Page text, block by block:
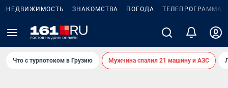
НЕДВИЖИМОСТЬ ЗНАКОМСТВА ПОГОДА ТЕЛЕПРОГРАММА
Что с турпотоком в Грузию Мужчина спалил 21 машину и АЗС